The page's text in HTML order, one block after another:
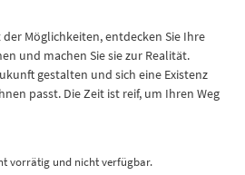
der Möglichkeiten, entdecken Sie Ihre
und machen Sie sie zur Realität.
gestalten und sich eine Existenz
passt. Die Zeit ist reif, um Ihren Weg
vorrätig und nicht verfügbar.